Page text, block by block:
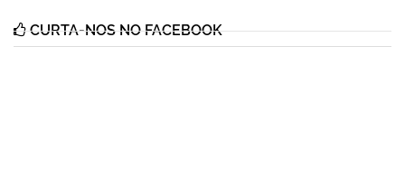
CURTA-NOS NO FACEBOOK